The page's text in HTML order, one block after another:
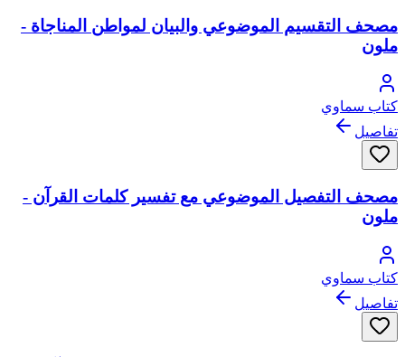
مصحف التقسيم الموضوعي والبيان لمواطن المناجاة -
ملون
كتاب سماوي
تفاصيل
مصحف التفصيل الموضوعي مع تفسير كلمات القرآن -
ملون
كتاب سماوي
تفاصيل